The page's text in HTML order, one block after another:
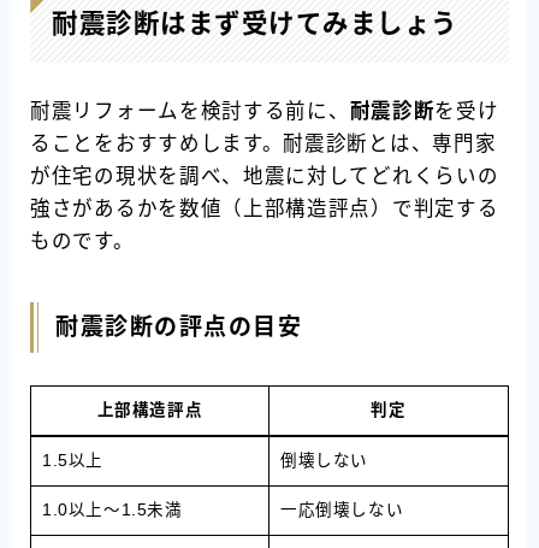
耐震診断はまず受けてみましょう
耐震リフォームを検討する前に、 耐震診断を受け
ることをおすすめします。耐震診断とは、専門家
が住宅の現状を調べ、地震に対してどれくらいの
強さがあるかを数値（上部構造評点）で判定する
ものです。
耐震診断の評点の目安
上部構造評点 判定
1.5以上 倒壊しない
1.0以上〜1.5未満 一応倒壊しない